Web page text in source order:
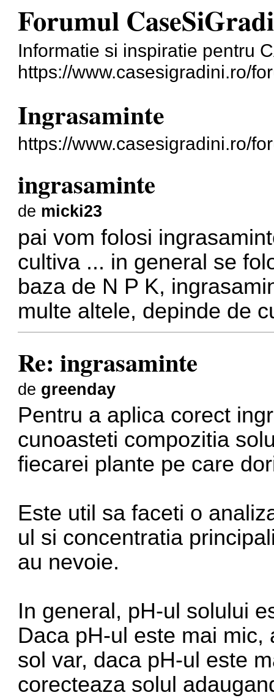
Forumul
Informatie si inspiratie pentru
https://www.casesigradini.ro/
Ingrasaminte
https://www.casesigradini.ro/
ingrasaminte
de micki23
pai vom folosi
cultiva ... in general se
baza de N P K,
multe altele, depinde de
Re: ingrasaminte
de greenday
Pentru a aplica corect
cunoasteti compozitia
fiecarei plante pe care
Este util sa faceti o
ul si concentratia
au nevoie.
In general, pH-ul solului
Daca pH-ul este mai
sol var, daca pH-ul este
corecteaza solul